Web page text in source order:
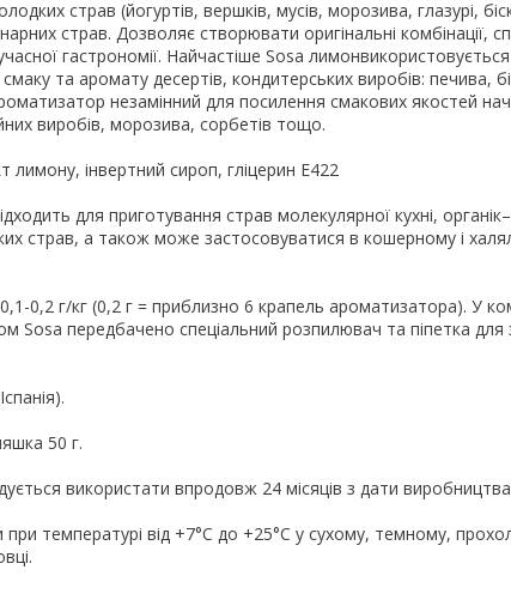
страв (йогуртів, вершків, мусів, морозива, глазурі,
страв. Дозволяє створювати оригінальні комбінації,
гастрономії. Найчастіше Sosa
та аромату десертів, кондитерських виробів: печива,
незамінний для посилення смакових якостей
виробів, морозива, сорбетів тощо.
лимону, інвертний сироп, гліцерин E422
для приготування страв молекулярної кухні,
страв, а також може застосовуватися в кошерному і
0,2 г/кг (0,2 г = приблизно 6 крапель ароматизатора). У
Sosa передбачено спеціальний розпилювач та піпетка для
50 г.
використати впродовж 24 місяців з дати
при температурі від +7°С до +25°С у сухому, темному,